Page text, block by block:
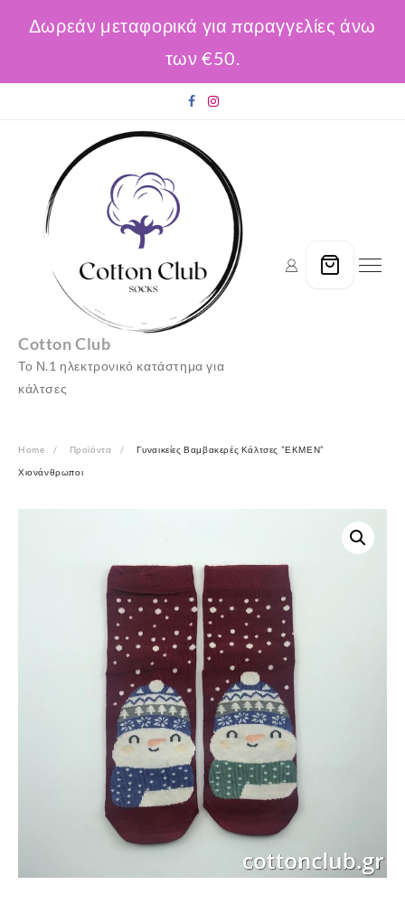
Δωρεάν μεταφορικά για παραγγελίες άνω
των €50.
Cotton Club
Το Ν.1 ηλεκτρονικό κατάστημα για
κάλτσες
Home Προϊόντα Γυναικείες Βαμβακερές Κάλτσες ”ΕΚΜΕΝ”
Χιονάνθρωποι